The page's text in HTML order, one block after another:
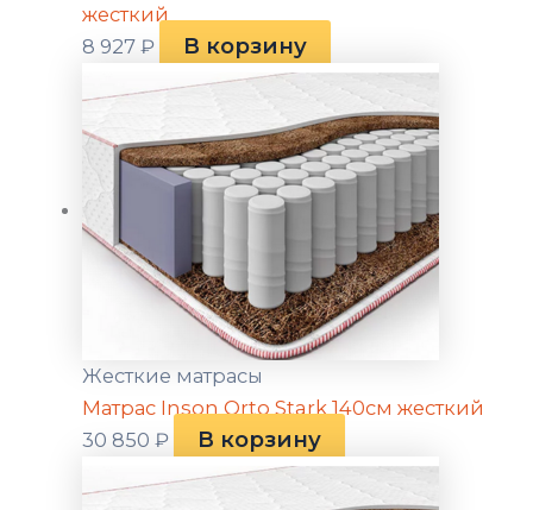
жесткий
8 927₽ В корзину
Жесткие матрасы
Матрас Inson Orto Stark 140см жесткий
30 850₽ В корзину